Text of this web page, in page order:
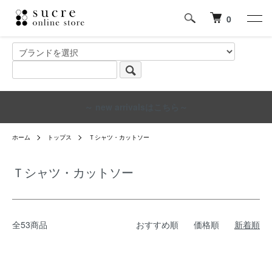
0
ホーム トップス Ｔシャツ・カットソー
Ｔシャツ・カットソー
全53商品 おすすめ順 価格順 新着順